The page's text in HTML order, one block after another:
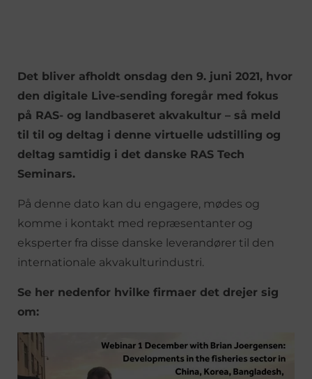
Det bliver afholdt onsdag den 9. juni 2021, hvor
den digitale Live-sending foregår med fokus
på RAS- og landbaseret akvakultur – så meld
til til og deltag i denne virtuelle udstilling og
deltag samtidig i det danske RAS Tech
Seminars.
På denne dato kan du engagere, mødes og
komme i kontakt med repræsentanter og
eksperter fra disse danske leverandører til den
internationale akvakulturindustri.
Se her nedenfor hvilke firmaer det drejer sig
om: